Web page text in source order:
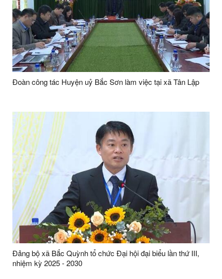
Đoàn công tác Huyện uỷ Bắc Sơn làm việc tại xã Tân Lập
Đảng bộ xã Bắc Quỳnh tổ chức Đại hội đại biểu lần thứ III,
nhiệm kỳ 2025 - 2030